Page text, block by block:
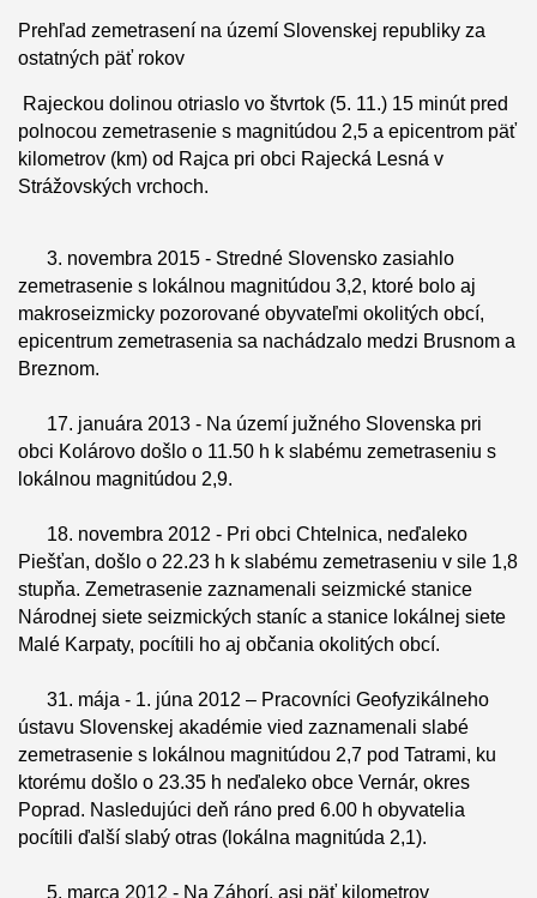
Prehľad zemetrasení na území Slovenskej republiky za
ostatných päť rokov
Rajeckou dolinou otriaslo vo štvrtok (5. 11.) 15 minút pred
polnocou zemetrasenie s magnitúdou 2,5 a epicentrom päť
kilometrov (km) od Rajca pri obci Rajecká Lesná v
Strážovských vrchoch.
3. novembra 2015 - Stredné Slovensko zasiahlo
zemetrasenie s lokálnou magnitúdou 3,2, ktoré bolo aj
makroseizmicky pozorované obyvateľmi okolitých obcí,
epicentrum zemetrasenia sa nachádzalo medzi Brusnom a
Breznom.
17. januára 2013 - Na území južného Slovenska pri
obci Kolárovo došlo o 11.50 h k slabému zemetraseniu s
lokálnou magnitúdou 2,9.
18. novembra 2012 - Pri obci Chtelnica, neďaleko
Piešťan, došlo o 22.23 h k slabému zemetraseniu v sile 1,8
stupňa. Zemetrasenie zaznamenali seizmické stanice
Národnej siete seizmických staníc a stanice lokálnej siete
Malé Karpaty, pocítili ho aj občania okolitých obcí.
31. mája - 1. júna 2012 – Pracovníci Geofyzikálneho
ústavu Slovenskej akadémie vied zaznamenali slabé
zemetrasenie s lokálnou magnitúdou 2,7 pod Tatrami, ku
ktorému došlo o 23.35 h neďaleko obce Vernár, okres
Poprad. Nasledujúci deň ráno pred 6.00 h obyvatelia
pocítili ďalší slabý otras (lokálna magnitúda 2,1).
5. marca 2012 - Na Záhorí, asi päť kilometrov